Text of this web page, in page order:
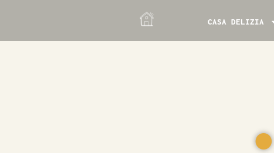
CASA DELIZIA
●